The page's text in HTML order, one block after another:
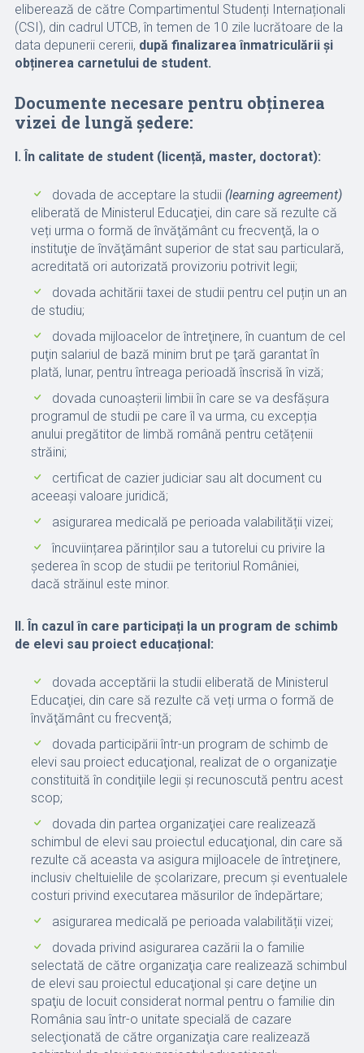
eliberează de către Compartimentul Studenți Internaționali
(CSI), din cadrul UTCB, în temen de 10 zile lucrătoare de la
data depunerii cererii, după finalizarea înmatriculării și
obținerea carnetului de student.
Documente necesare pentru obținerea
vizei de lungă ședere:
I. În calitate de student (licență, master, doctorat):
dovada de acceptare la studii (learning agreement)
eliberată de Ministerul Educaţiei, din care să rezulte că
veți urma o formă de învăţământ cu frecvenţă, la o
instituţie de învăţământ superior de stat sau particulară,
acreditată ori autorizată provizoriu potrivit legii;
dovada achitării taxei de studii pentru cel puțin un an
de studiu;
dovada mijloacelor de întreţinere, în cuantum de cel
puţin salariul de bază minim brut pe ţară garantat în
plată, lunar, pentru întreaga perioadă înscrisă în viză;
dovada cunoașterii limbii în care se va desfășura
programul de studii pe care îl va urma, cu excepția
anului pregătitor de limbă română pentru cetățenii
străini;
certificat de cazier judiciar sau alt document cu
aceeași valoare juridică;
asigurarea medicală pe perioada valabilității vizei;
încuviințarea părinților sau a tutorelui cu privire la
șederea în scop de studii pe teritoriul României,
dacă străinul este minor.
II. În cazul în care participați la un program de schimb
de elevi sau proiect educațional:
dovada acceptării la studii eliberată de Ministerul
Educaţiei, din care să rezulte că veți urma o formă de
învăţământ cu frecvenţă;
dovada participării într-un program de schimb de
elevi sau proiect educaţional, realizat de o organizaţie
constituită în condiţiile legii şi recunoscută pentru acest
scop;
dovada din partea organizaţiei care realizează
schimbul de elevi sau proiectul educaţional, din care să
rezulte că aceasta va asigura mijloacele de întreţinere,
inclusiv cheltuielile de şcolarizare, precum şi eventualele
costuri privind executarea măsurilor de îndepărtare;
asigurarea medicală pe perioada valabilității vizei;
dovada privind asigurarea cazării la o familie
selectată de către organizaţia care realizează schimbul
de elevi sau proiectul educaţional şi care deţine un
spaţiu de locuit considerat normal pentru o familie din
România sau într-o unitate specială de cazare
selecţionată de către organizaţia care realizează